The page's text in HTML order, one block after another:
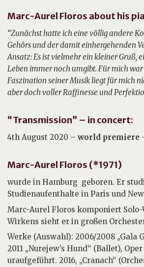
Marc-Aurel Floros about his
“Zunächst hatte ich eine völlig andere
Gehörs und der damit einhergehenden
Ansatz: Es ist vielmehr ein kleiner Gruß,
Leben immer noch umgibt. Für mich
Faszination seiner Musik liegt für mich
aber doch voller Raffinesse und
“Transmission” – in concert:
4th August 2020 – world premiere
Marc-Aurel Floros (*1971)
wurde in Hamburg geboren. Er
Studienaufenthalte in Paris und
Marc-Aurel Floros komponiert
Wirkens sieht er in großen
Werke (Auswahl): 2006/2008 „Gala
2011 „Nurejew’s Hund“ (Ballet),
uraufgeführt. 2016, „Cranach“